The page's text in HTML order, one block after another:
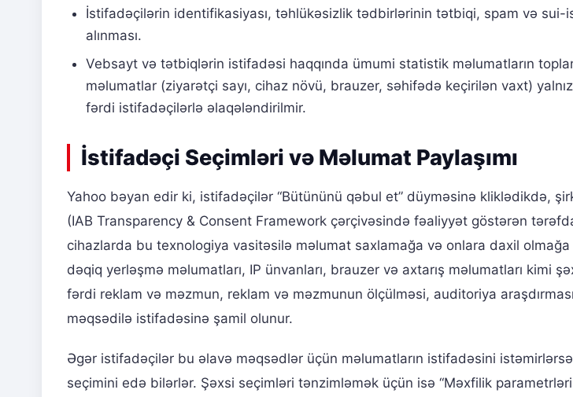
İstifadəçilərin identifikasiyası, təhlükəsizlik tədbirlərinin tətbiqi, spam və sui-
alınması.
Vebsayt və tətbiqlərin istifadəsi haqqında ümumi statistik məlumatların
məlumatlar (ziyarətçi sayı, cihaz növü, brauzer, səhifədə keçirilən vaxt)
fərdi istifadəçilərlə əlaqələndirilmir.
İstifadəçi Seçimləri və Məlumat Paylaşımı
Yahoo bəyan edir ki, istifadəçilər “Bütününü qəbul et” düyməsinə kliklədikdə,
(IAB Transparency & Consent Framework çərçivəsində fəaliyyət göstərən
cihazlarda bu texnologiya vasitəsilə məlumat saxlamağa və onlara daxil olmağa
dəqiq yerləşmə məlumatları, IP ünvanları, brauzer və axtarış məlumatları kimi
fərdi reklam və məzmun, reklam və məzmunun ölçülməsi, auditoriya
məqsədilə istifadəsinə şamil olunur.
Əgər istifadəçilər bu əlavə məqsədlər üçün məlumatların istifadəsini
seçimini edə bilərlər. Şəxsi seçimləri tənzimləmək üçün isə “Məxfilik